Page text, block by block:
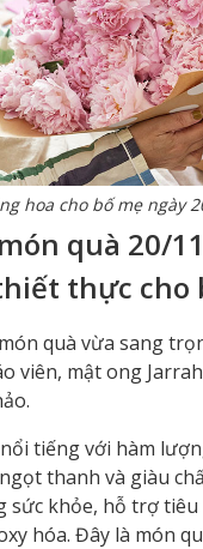
hoa cho bố mẹ ngày
quà 20/
thực cho
quà vừa sang
viên, mật ong
nổi tiếng với hàm
thanh và giàu
sức khỏe, hỗ trợ tiêu
hóa. Đây là món